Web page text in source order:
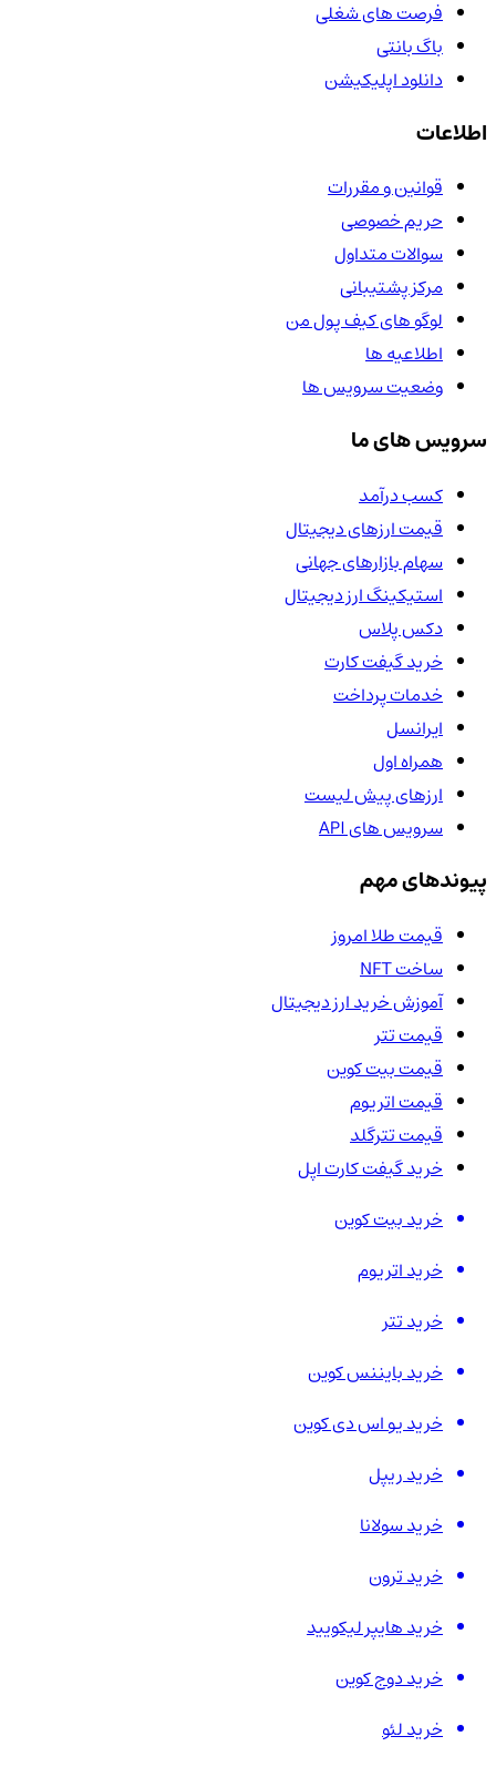
فرصت های شغلی
باگ بانتی
دانلود اپلیکیشن
اطلاعات
قوانین و مقررات
حریم خصوصی
سوالات متداول
مرکز پشتیبانی
لوگو های کیف پول من
اطلاعیه ها
وضعیت سرویس ها
سرویس های ما
کسب درآمد
قیمت ارزهای دیجیتال
سهام بازارهای جهانی
استیکینگ ارز دیجیتال
دکس پلاس
خرید گیفت کارت
خدمات پرداخت
ایرانسل
همراه اول
ارزهای پیش لیست
سرویس های API
پیوندهای مهم
قیمت طلا امروز
ساخت NFT
آموزش خرید ارز دیجیتال
قیمت تتر
قیمت بیت کوین
قیمت اتریوم
قیمت تترگلد
خرید گیفت کارت اپل
خرید بیت کوین
خرید اتریوم
خرید تتر
خرید بایننس کوین
خرید یو اس دی کوین
خرید ریپل
خرید سولانا
خرید ترون
خرید هایپر لیکویید
خرید دوج کوین
خرید لئو